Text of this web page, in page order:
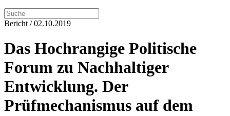
Bericht / 02.10.2019
Das Hochrangige Politische
Forum zu Nachhaltiger
Entwicklung. Der
Prüfmechanismus auf dem